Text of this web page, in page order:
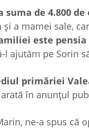
de 4.800 de
a mamei sale,
este pensia
ajutăm pe Sorin
primăriei
arată în anunțul
ne-a spus că